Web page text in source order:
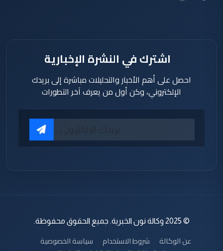
اشترك في النشرة الإخبارية
احصل على أهم الأخبار والتحليلات مباشرة إلى بريدك
الإلكتروني، وكن أول من يعرف آخر التطورات
© 2025 وكالة نون الخبرية. جميع الحقوق محفوظة.
عن الوكالة شروط الاستخدام
سياسة الخصوصية